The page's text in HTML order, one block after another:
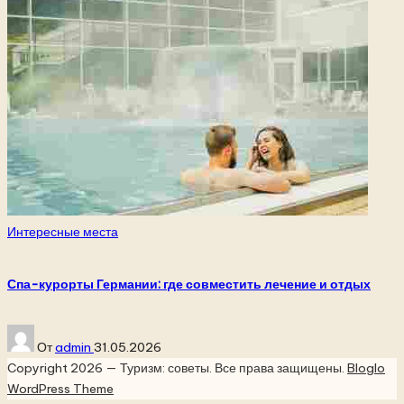
Опубликовано
Интересные места
Спа-курорты Германии: где совместить лечение и отдых
Запись
от
Отadmin 31.05.2026
Copyright 2026 — Туризм: советы. Все права защищены. Bloglo
WordPress Theme